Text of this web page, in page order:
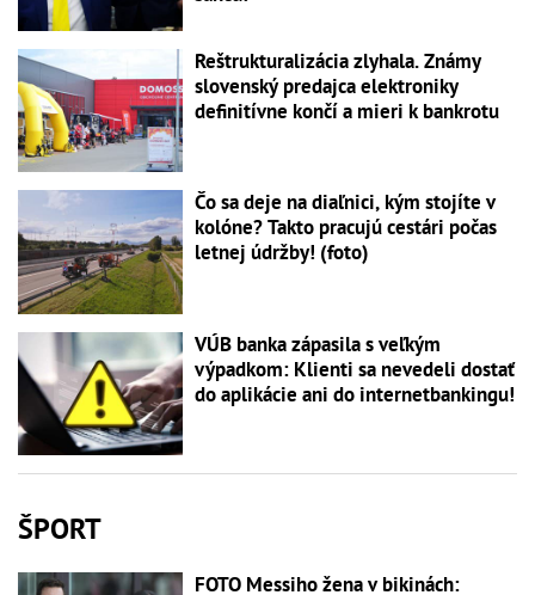
Reštrukturalizácia zlyhala. Známy
slovenský predajca elektroniky
definitívne končí a mieri k bankrotu
Čo sa deje na diaľnici, kým stojíte v
kolóne? Takto pracujú cestári počas
letnej údržby! (foto)
VÚB banka zápasila s veľkým
výpadkom: Klienti sa nevedeli dostať
do aplikácie ani do internetbankingu!
ŠPORT
FOTO Messiho žena v bikinách: